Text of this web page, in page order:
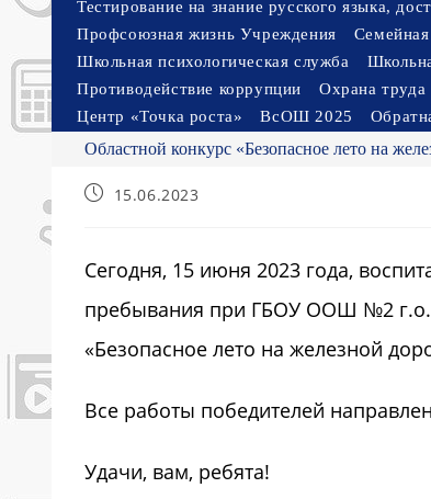
Тестирование на знание русского языка,
Профсоюзная жизнь Учреждения
Школьная психологическая служба
Противодействие коррупции
Охрана труда
Центр «Точка роста»
ВсОШ 2025
Областной конкурс «Безопасное лето на
Запись15.06.2023
Сегодня, 15 июня 2023 года,
пребывания при ГБОУ ООШ №2
«Безопасное лето на железной
Все работы победителей
Удачи, вам, ребята!